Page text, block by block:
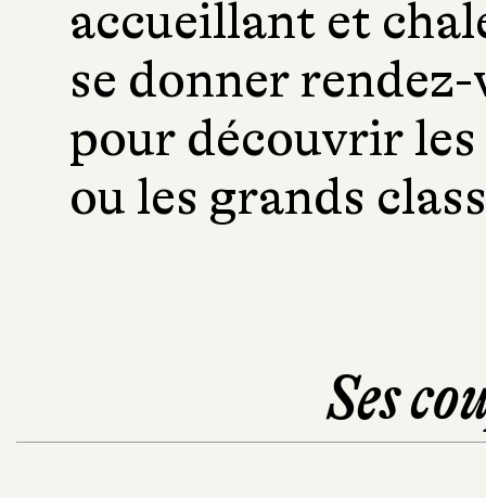
accueillant et
se donner
pour découvrir
ou les grands
Ses